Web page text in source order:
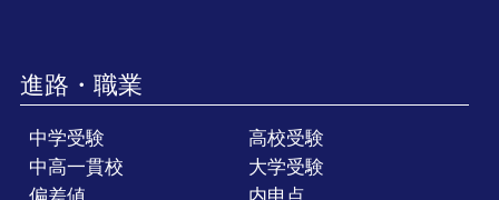
進路・職業
中学受験
高校受験
中高一貫校
大学受験